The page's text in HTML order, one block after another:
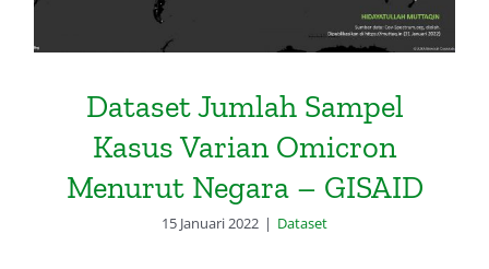
Dataset Jumlah Sampel
Kasus Varian Omicron
Menurut Negara – GISAID
15 Januari 2022 | Dataset